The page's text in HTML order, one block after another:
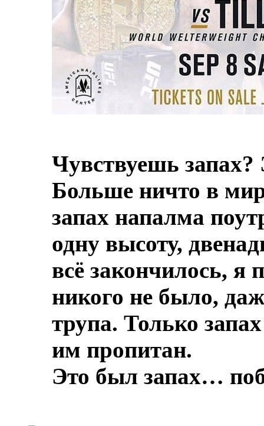
Чувствуешь
Больше ничто в
запах напалма
одну высоту,
всё закончилось, я
никого не было,
трупа. Только
им пропитан.
Это был запах…